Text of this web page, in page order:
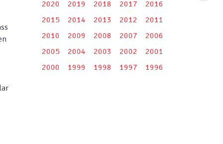
2020
2019 2018 2017
2016
2015
2014 2013 2012
2011
2010
2009 2008 2007
2006
2005
2004 2003 2002
2001
2000
1999 1998 1997 1996